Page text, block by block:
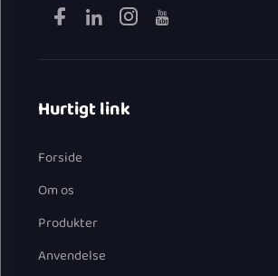
Hurtigt link
Forside
Om os
Produkter
Anvendelse